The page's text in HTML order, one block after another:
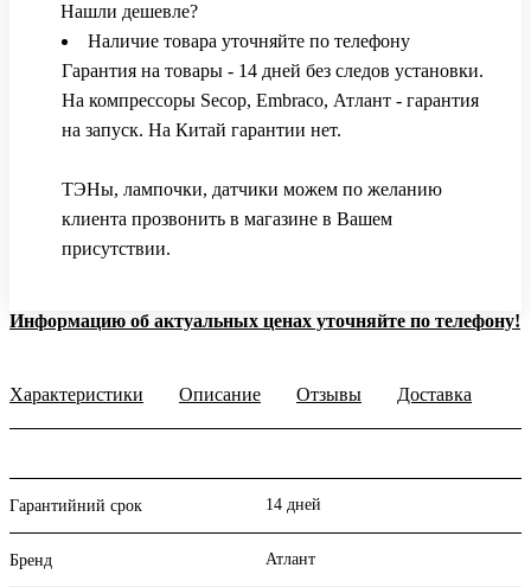
Нашли дешевле?
Наличие товара уточняйте по телефону
Гарантия на товары - 14 дней без следов установки.
На компрессоры Secop, Embraco, Атлант - гарантия
на запуск. На Китай гарантии нет.
ТЭНы, лампочки, датчики можем по желанию
клиента прозвонить в магазине в Вашем
присутствии.
Информацию об актуальных ценах уточняйте по телефону!
Характеристики Описание Отзывы Доставка
Гарантийний срок 14 дней
Бренд Атлант